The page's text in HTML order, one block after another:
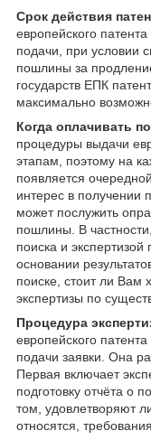
Срок действия
европейского
подачи, при условии
пошлины за
государств ЕПК
максимально
Когда оплачивать
процедуры выдачи
этапам, поэтому на
появляется
интерес в получении
может послужить
пошлины. В
поиска и
основании
поиске, стоит ли Вам
экспертизы по
Процедура
европейского
подачи заявки. Она
Первая включает
подготовку отчёта о
том, удовлетворяют
относятся,